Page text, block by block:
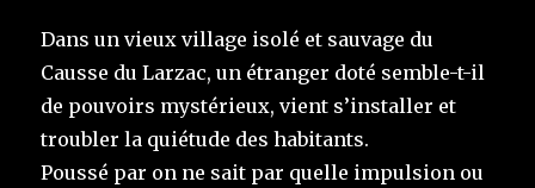
Dans un vieux village isolé et sauvage du
Causse du Larzac, un étranger doté semble-t-il
de pouvoirs mystérieux, vient s’installer et
troubler la quiétude des habitants.
Poussé par on ne sait par quelle impulsion ou